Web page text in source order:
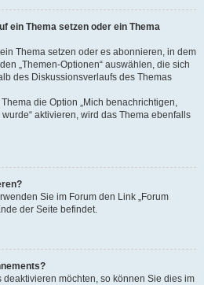
ein Thema setzen oder ein Thema
Thema setzen oder es abonnieren, in dem
„Themen-Optionen“ auswählen, die sich
des Diskussionsverlaufs des Themas
die Option „Mich benachrichtigen,
aktivieren, wird das Thema ebenfalls
Sie im Forum den Link „Forum
der Seite befindet.
möchten, so können Sie dies im